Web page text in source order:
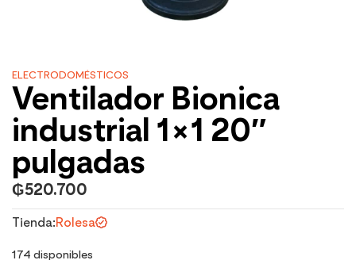
ELECTRODOMÉSTICOS
Ventilador Bionica
industrial 1×1 20″
pulgadas
₲520.700
Tienda:Rolesa
174 disponibles